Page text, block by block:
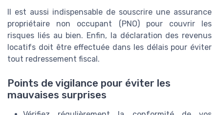
Il est aussi indispensable de souscrire une assurance
propriétaire non occupant (PNO) pour couvrir les
risques liés au bien. Enfin, la déclaration des revenus
locatifs doit être effectuée dans les délais pour éviter
tout redressement fiscal.
Points de vigilance pour éviter les
mauvaises surprises